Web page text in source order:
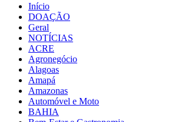
Início
DOAÇÃO
Geral
NOTÍCIAS
ACRE
Agronegócio
Alagoas
Amapá
Amazonas
Automóvel e Moto
BAHIA